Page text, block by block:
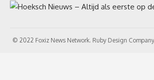
© 2022 Foxiz News Network. Ruby Design